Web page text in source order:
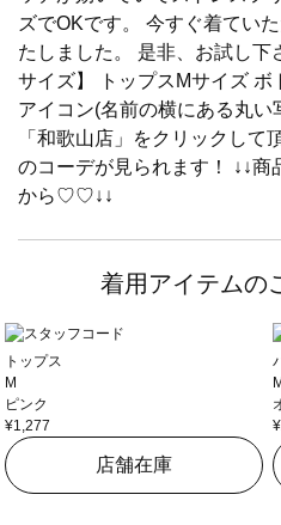
ズでOKです。 今すぐ着てい
たしました。 是非、お試し下
サイズ】 トップスMサイズ
アイコン(名前の横にある丸い
「和歌山店」をクリックして
のコーデが見られます！ ↓↓商
から♡♡↓↓
着用アイテムの
トップス
M
ピンク
¥1,277
店舗在庫
M